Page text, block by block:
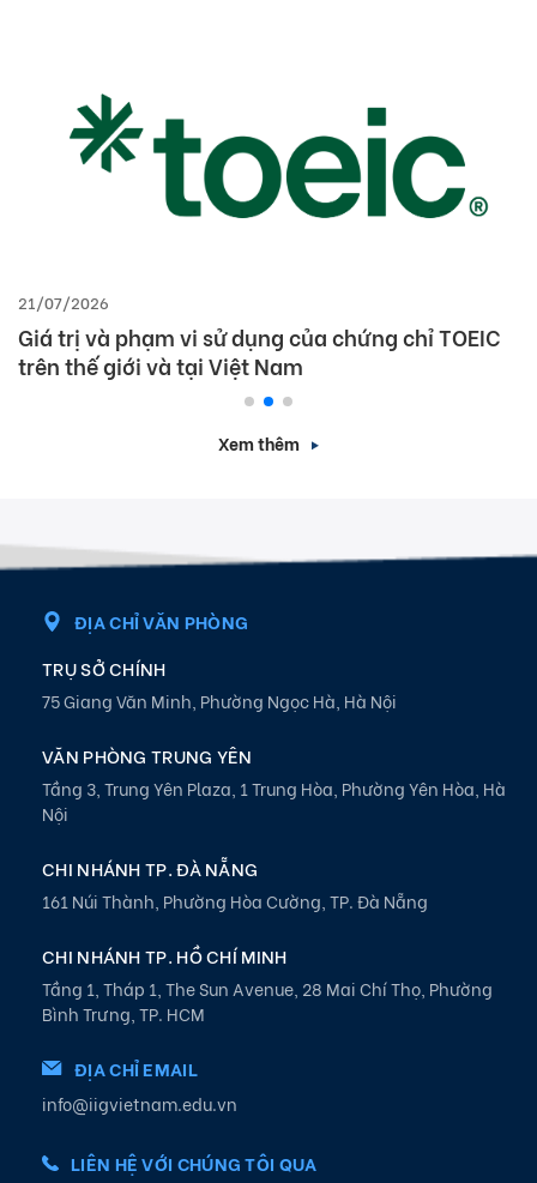
21/07/2026
Giá trị và phạm vi sử dụng của chứng chỉ TOEIC
trên thế giới và tại Việt Nam
Xem thêm
ĐỊA CHỈ VĂN PHÒNG
TRỤ SỞ CHÍNH
75 Giang Văn Minh, Phường Ngọc Hà, Hà Nội
VĂN PHÒNG TRUNG YÊN
Tầng 3, Trung Yên Plaza, 1 Trung Hòa, Phường Yên Hòa, Hà
Nội
CHI NHÁNH TP. ĐÀ NẴNG
161 Núi Thành, Phường Hòa Cường, TP. Đà Nẵng
CHI NHÁNH TP. HỒ CHÍ MINH
Tầng 1, Tháp 1, The Sun Avenue, 28 Mai Chí Thọ, Phường
Bình Trưng, TP. HCM
ĐỊA CHỈ EMAIL
info@iigvietnam.edu.vn
LIÊN HỆ VỚI CHÚNG TÔI QUA